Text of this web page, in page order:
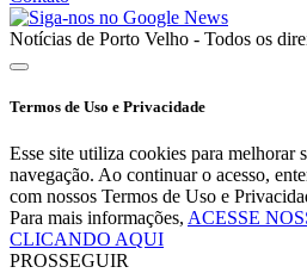
Notícias de Porto Velho - Todos os
Termos de Uso e Privacidade
Esse site utiliza cookies para melhorar
navegação. Ao continuar o acesso,
com nossos Termos de Uso e
Para mais informações, ACESSE
CLICANDO AQUI
PROSSEGUIR